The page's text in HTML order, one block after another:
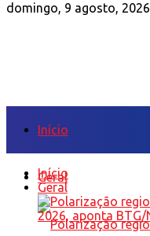
domingo, 9 agosto, 2026
Início
Geral
Início
Geral